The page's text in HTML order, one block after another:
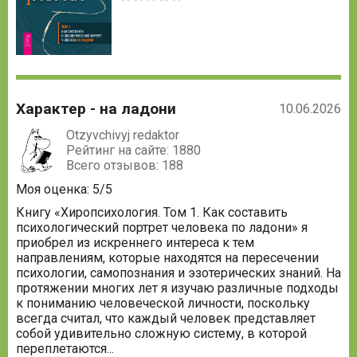
Характер - на ладони
10.06.2026
Otzyvchivyj redaktor
Рейтинг на сайте: 1880
Всего отзывов: 188
Моя оценка: 5/5
Книгу «Хиропсихология. Том 1. Как составить
психологический портрет человека по ладони» я
приобрел из искреннего интереса к тем
направлениям, которые находятся на пересечении
психологии, самопознания и эзотерических знаний. На
протяжении многих лет я изучаю различные подходы
к пониманию человеческой личности, поскольку
всегда считал, что каждый человек представляет
собой удивительно сложную систему, в которой
переплетаются...